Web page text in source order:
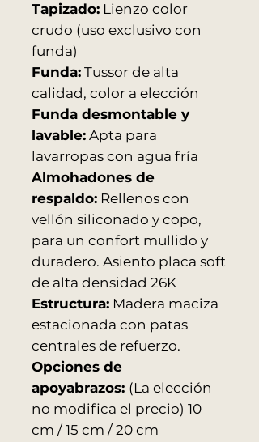
Tapizado: Lienzo color
crudo (uso exclusivo con
funda)
Funda: Tussor de alta
calidad, color a elección
Funda desmontable y
lavable: Apta para
lavarropas con agua fría
Almohadones de
respaldo: Rellenos con
vellón siliconado y copo,
para un confort mullido y
duradero. Asiento placa soft
de alta densidad 26K
Estructura: Madera maciza
estacionada con patas
centrales de refuerzo.
Opciones de
apoyabrazos: (La elección
no modifica el precio) 10
cm / 15 cm / 20 cm